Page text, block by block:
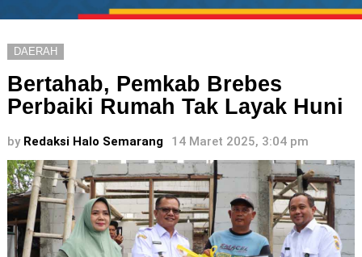
DAERAH
Bertahab, Pemkab Brebes
Perbaiki Rumah Tak Layak Huni
by Redaksi Halo Semarang 14 Maret 2025, 3:04 pm